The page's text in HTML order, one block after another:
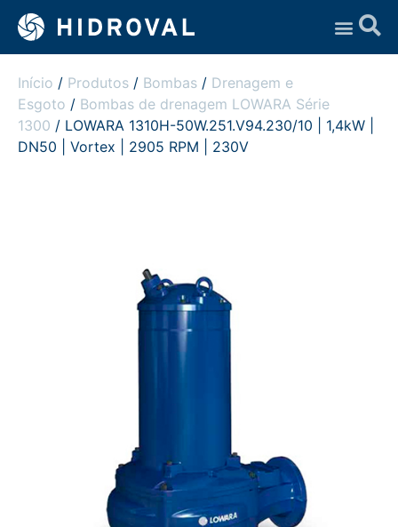
Início / Produtos / Bombas / Drenagem e
Esgoto / Bombas de drenagem LOWARA Série
1300 / LOWARA 1310H-50W.251.V94.230/10 | 1,4kW |
DN50 | Vortex | 2905 RPM | 230V